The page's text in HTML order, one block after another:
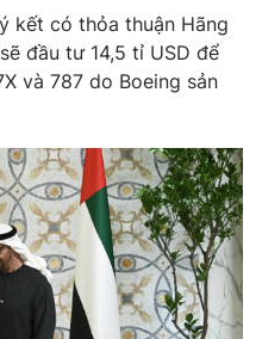
kết có thỏa thuận Hãng
đầu tư 14,5 tỉ USD để
và 787 do Boeing sản